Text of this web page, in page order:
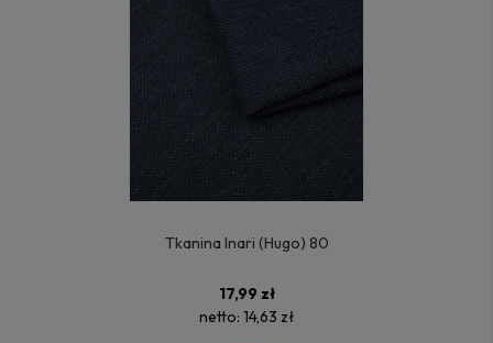
Tkanina Inari (Hugo) 80
17,99 zł
netto: 14,63 zł